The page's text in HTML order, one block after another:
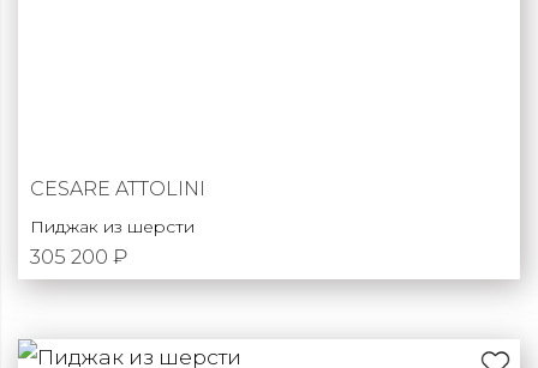
CESARE ATTOLINI
Пиджак из шерсти
305 200 ₽